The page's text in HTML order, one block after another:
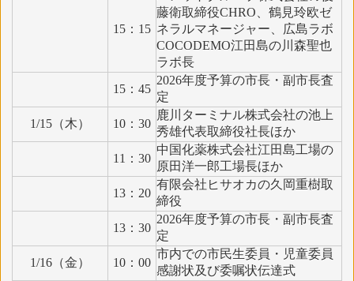
15：15
藤衛取締役CHRO、鶴見玲欧ゼ
ネラルマネージャー、広島ラボ
COCODEMO江田島の川森聖也
ラボ長
15：45
2026年度予算の市長・副市長査
定
1/15（木）
10：30
鹿川ターミナル株式会社の池上
秀雄代表取締役社長ほか
11：30
中国化薬株式会社江田島工場の
原田洋一郎工場長ほか
13：20
有限会社ヒサオカの久岡重樹取
締役
13：30
2026年度予算の市長・副市長査
定
1/16（金）
10：00
市内での市民生委員・児童委員
感謝状及び委嘱状伝達式